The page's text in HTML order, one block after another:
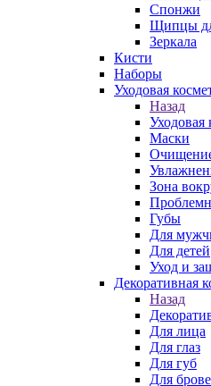
Спонжи
Щипцы
Зеркала
Кисти
Наборы
Уходовая
Назад
Уходовая
Маски
Зона
Губы
Для
Для детей
Уход и
Декоративная
Назад
Для лица
Для глаз
Для губ
Для